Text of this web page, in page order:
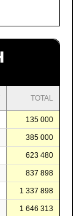
TOTAL
135 000
385 000
623 480
837 898
1 337 898
1 646 313